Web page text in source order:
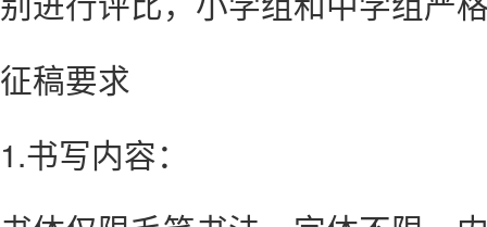
征稿要求
1.书写内容：